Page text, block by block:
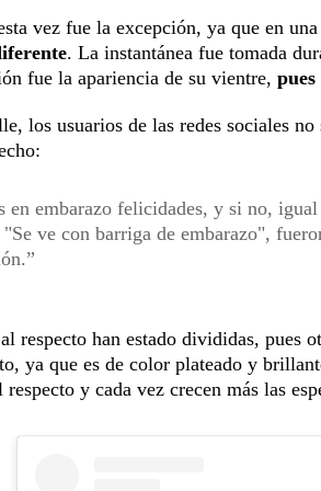
vez fue la excepción, ya que en
. La instantánea fue tomada
fue la apariencia de su vientre,
los usuarios de las redes sociales
en embarazo felicidades, y si no,
ve con barriga de embarazo",
respecto han estado divididas, pues
ya que es de color plateado y
y cada vez crecen más las